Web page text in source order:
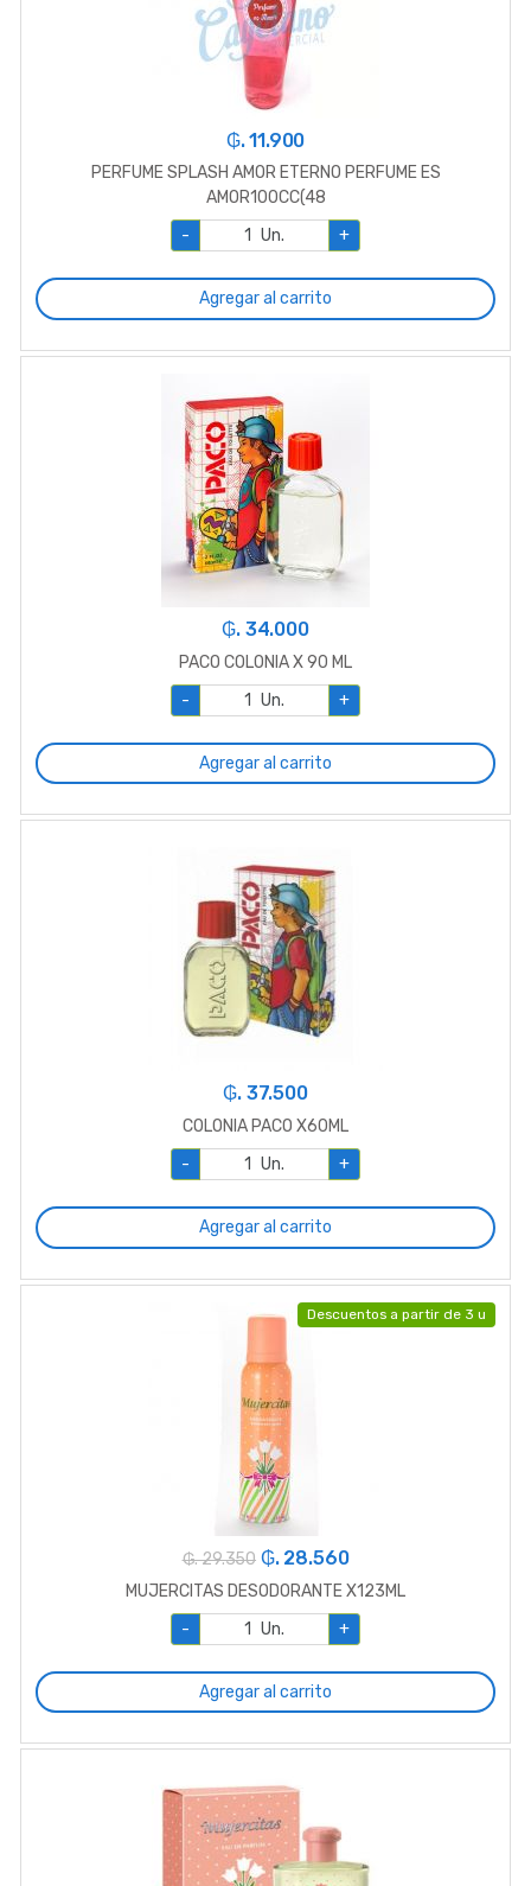
₲. 11.900
PERFUME SPLASH AMOR ETERNO PERFUME ES
AMOR100CC(48
-
Un. +
Agregar al carrito
₲. 34.000
PACO COLONIA X 90 ML
-
Un. +
Agregar al carrito
₲. 37.500
COLONIA PACO X60ML
-
Un. +
Agregar al carrito
Descuentos a partir de 3 u
₲. 29.350 ₲. 28.560
MUJERCITAS DESODORANTE X123ML
-
Un. +
Agregar al carrito